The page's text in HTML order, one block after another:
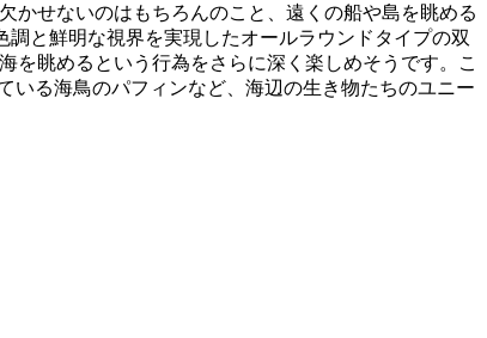
かせないのはもちろんのこと、遠くの船や島を眺める
と鮮明な視界を実現したオールラウンドタイプの双
を眺めるという行為をさらに深く楽しめそうです。こ
いる海鳥のパフィンなど、海辺の生き物たちのユニー